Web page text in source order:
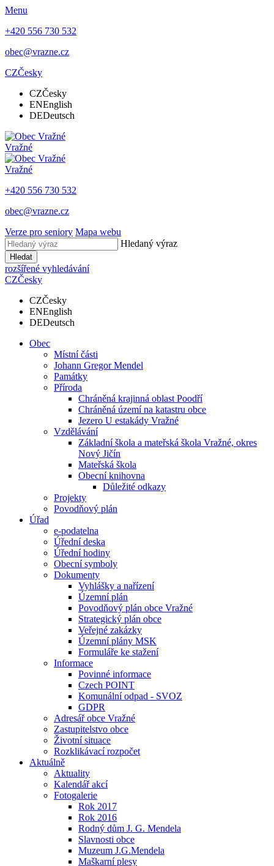
Menu
+420 556 730 532
obec@vrazne.cz
CZČesky
CZČesky
ENEnglish
DEDeutsch
Vražné
Vražné
+420 556 730 532
obec@vrazne.cz
Verze pro seniory Mapa webu
Hledaný výraz
Hledat
rozšířené vyhledávání
CZČesky
CZČesky
ENEnglish
DEDeutsch
Obec
Místní části
Johann Gregor Mendel
Památky
Příroda
Chráněná krajinná oblast Poodří
Chráněná území na katastru obce
Jezero U estakády Vražné
Vzdělávání
Základní škola a mateřská škola Vražné, okres
Nový Jičín
Mateřská škola
Obecní knihovna
Důležité odkazy
Projekty
Povodňový plán
Úřad
e-podatelna
Úřední deska
Úřední hodiny
Obecní symboly
Dokumenty
Vyhlášky a nařízení
Územní plán
Povodňový plán obce Vražné
Strategický plán obce
Veřejné zakázky
Územní plány MSK
Formuláře ke stažení
Informace
Povinné informace
Czech POINT
Komunální odpad - SVOZ
GDPR
Adresář obce Vražné
Zastupitelstvo obce
Životní situace
Rozklikávací rozpočet
Aktuálně
Aktuality
Kalendář akcí
Fotogalerie
Rok 2017
Rok 2016
Rodný dům J. G. Mendela
Slavnosti obce
Muzeum J.G.Mendela
Maškarní plesy